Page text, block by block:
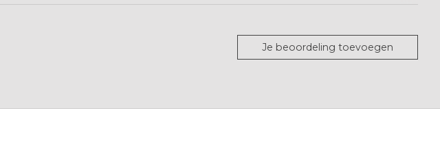
Je beoordeling toevoegen